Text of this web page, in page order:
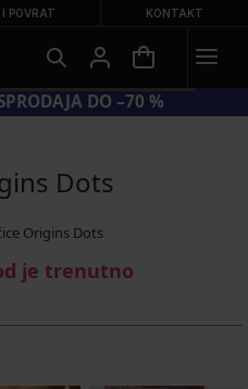
POVRAT KONTAKT
DO –70 %
Dots
je trenutno